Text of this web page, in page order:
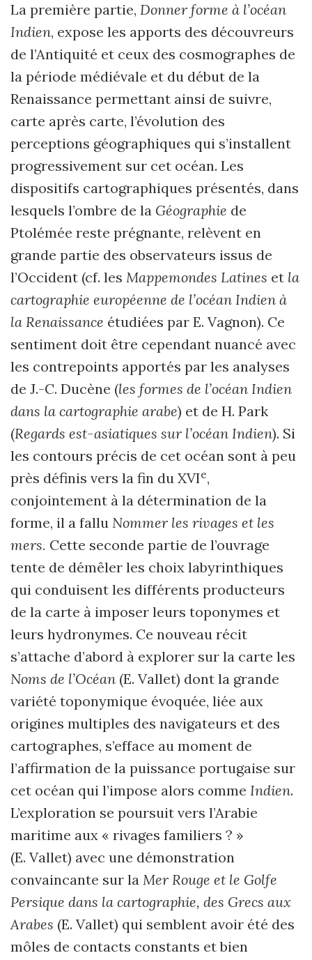
La première partie, Donner forme à l’océan
Indien, expose les apports des découvreurs
de l’Antiquité et ceux des cosmographes de
la période médiévale et du début de la
Renaissance permettant ainsi de suivre,
carte après carte, l’évolution des
perceptions géographiques qui s’installent
progressivement sur cet océan. Les
dispositifs cartographiques présentés, dans
lesquels l’ombre de la Géographie de
Ptolémée reste prégnante, relèvent en
grande partie des observateurs issus de
l’Occident (cf. les Mappemondes Latines et la
cartographie européenne de l’océan Indien à
la Renaissance étudiées par E. Vagnon). Ce
sentiment doit être cependant nuancé avec
les contrepoints apportés par les analyses
de J.-C. Ducène (les formes de l’océan Indien
dans la cartographie arabe) et de H. Park
(Regards est-asiatiques sur l’océan Indien). Si
les contours précis de cet océan sont à peu
près définis vers la fin du XVIe,
conjointement à la détermination de la
forme, il a fallu Nommer les rivages et les
mers. Cette seconde partie de l’ouvrage
tente de démêler les choix labyrinthiques
qui conduisent les différents producteurs
de la carte à imposer leurs toponymes et
leurs hydronymes. Ce nouveau récit
s’attache d’abord à explorer sur la carte les
Noms de l’Océan (E. Vallet) dont la grande
variété toponymique évoquée, liée aux
origines multiples des navigateurs et des
cartographes, s’efface au moment de
l’affirmation de la puissance portugaise sur
cet océan qui l’impose alors comme Indien.
L’exploration se poursuit vers l’Arabie
maritime aux « rivages familiers ? »
(E. Vallet) avec une démonstration
convaincante sur la Mer Rouge et le Golfe
Persique dans la cartographie, des Grecs aux
Arabes (E. Vallet) qui semblent avoir été des
môles de contacts constants et bien